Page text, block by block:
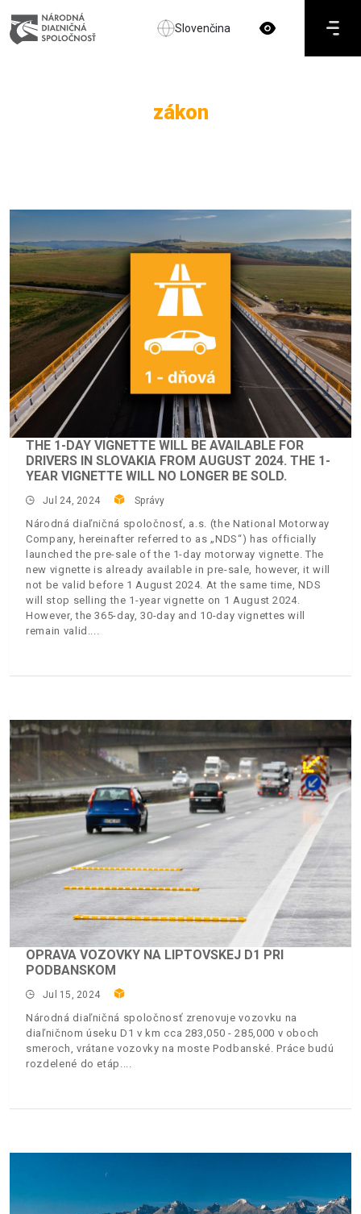
Slovenčina
zákon
THE 1-DAY VIGNETTE WILL BE AVAILABLE FOR
DRIVERS IN SLOVAKIA FROM AUGUST 2024. THE 1-
YEAR VIGNETTE WILL NO LONGER BE SOLD.
Jul 24, 2024 Správy
Národná diaľničná spoločnosť, a.s. (the National Motorway
Company, hereinafter referred to as „NDS“) has officially
launched the pre-sale of the 1-day motorway vignette. The
new vignette is already available in pre-sale, however, it will
not be valid before 1 August 2024. At the same time, NDS
will stop selling the 1-year vignette on 1 August 2024.
However, the 365-day, 30-day and 10-day vignettes will
remain valid.
OPRAVA VOZOVKY NA LIPTOVSKEJ D1 PRI
PODBANSKOM
Jul 15, 2024
Národná diaľničná spoločnosť zrenovuje vozovku na
diaľničnom úseku D1 v km cca 283,050 - 285,000 v oboch
smeroch, vrátane vozovky na moste Podbanské. Práce budú
rozdelené do etáp.